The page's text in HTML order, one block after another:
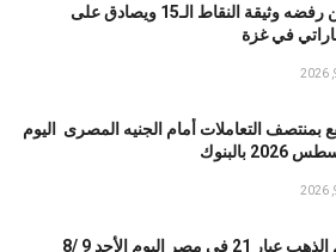
نتنياهو يعلن رفضه وثيقة النقاط الـ15 ويصادق على
في غزة
بمنتصف التعاملات أمام الجنيه المصرى اليوم
سعر جرام الذهب عيار 21 فى مصر اليوم الأحد 9 /8